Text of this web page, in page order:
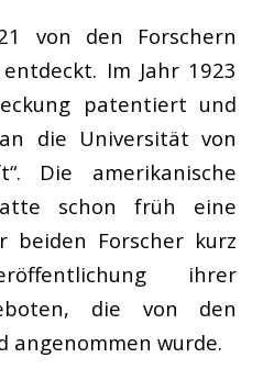
von den Forschern
Im Jahr 1923
patentiert und
die Universität von
Die amerikanische
schon früh eine
beiden Forscher kurz
ihrer
die von den
angenommen wurde.